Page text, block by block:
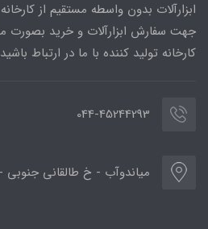
ابزارآلات بدون واسطه مستقیم از کارخانه
جهت سفارش ابزارآلات و خرید بصورت
کارخانه تولید کننده با ما در ارتباط
044-45244293
میاندوآب - خ طالقانی جنوبی -